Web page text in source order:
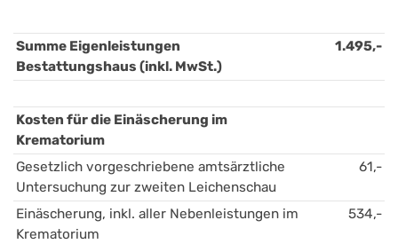
Summe Eigenleistungen
Bestattungshaus (inkl. MwSt.)
1.495,-
Kosten für die Einäscherung im
Krematorium
Gesetzlich vorgeschriebene amtsärztliche
Untersuchung zur zweiten Leichenschau
61,-
Einäscherung, inkl. aller Nebenleistungen im
Krematorium
534,-